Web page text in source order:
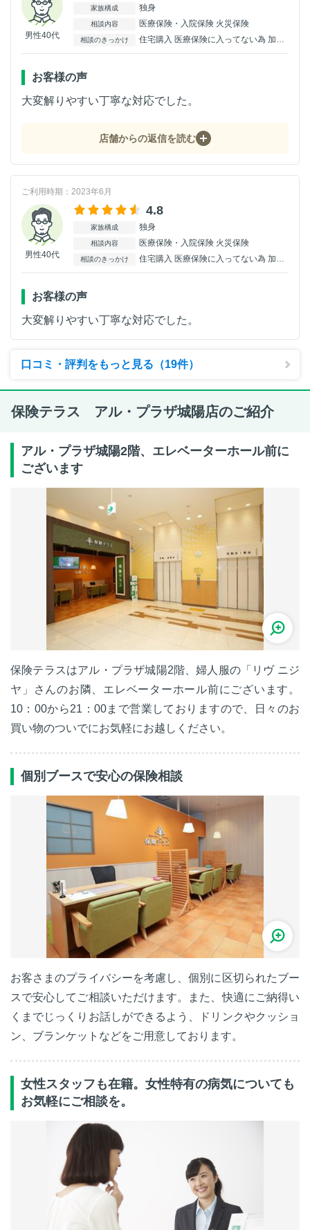
男性40代
家族構成 独身
相談内容 医療保険・入院保険 火災保険
相談のきっかけ 住宅購入 医療保険に入ってない為 加入出来る保険が有ればと。
お客様の声
大変解りやすい丁寧な対応でした。
店舗からの返信を読む
ご利用時期：2023年6月
男性40代
4.8
家族構成 独身
相談内容 医療保険・入院保険 火災保険
相談のきっかけ 住宅購入 医療保険に入ってない為 加入出来る保険が有ればと。
お客様の声
大変解りやすい丁寧な対応でした。
口コミ・評判をもっと見る（19件）
保険テラス アル・プラザ城陽店のご紹介
アル・プラザ城陽2階、エレベーターホール前に
ございます
保険テラスはアル・プラザ城陽2階、婦人服の「リヴ ニジ
ヤ」さんのお隣、エレベーターホール前にございます。
10：00から21：00まで営業しておりますので、日々のお
買い物のついでにお気軽にお越しください。
個別ブースで安心の保険相談
お客さまのプライバシーを考慮し、個別に区切られたブー
スで安心してご相談いただけます。また、快適にご納得い
くまでじっくりお話しができるよう、ドリンクやクッショ
ン、ブランケットなどをご用意しております。
女性スタッフも在籍。女性特有の病気についても
お気軽にご相談を。